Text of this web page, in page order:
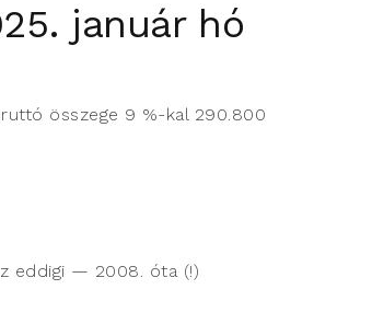
január hó
összege 9 %-kal 290.800
eddigi — 2008. óta (!)